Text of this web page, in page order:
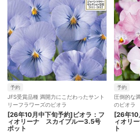
予約
JFS受賞品種 満開力にこだわったサント
リーフラワーズのビオラ
[26年10月中下旬予約]ビオラ：フ
ィオリーナ スカイブルー3.5号
ポット
予約
圧倒的な
のビオラ
[26年10
ィオリ
ト